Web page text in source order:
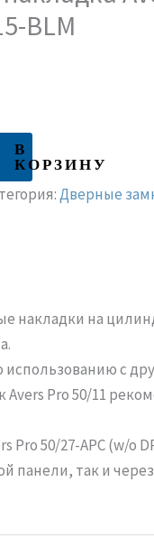
BLM
В
КОРЗИНУ
Дверные
накладки на
с
Avers Pro 50/11
Pro 50/27-APC (w/
панели, так и